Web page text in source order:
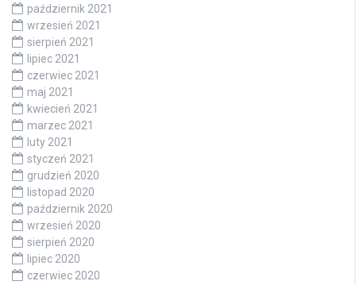
październik 2021
wrzesień 2021
sierpień 2021
lipiec 2021
czerwiec 2021
maj 2021
kwiecień 2021
marzec 2021
luty 2021
styczeń 2021
grudzień 2020
listopad 2020
październik 2020
wrzesień 2020
sierpień 2020
lipiec 2020
czerwiec 2020